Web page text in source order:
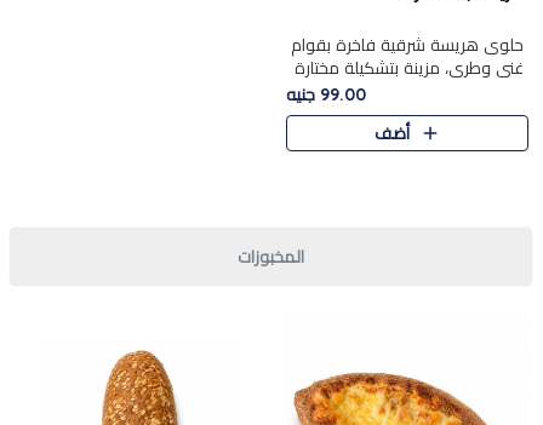
حلوى هريسة شرقية فاخرة بقوام
غني وطري، مزينة بتشكيلة مختارة
من المكسرات الفاخرة التي تضيف
قرمشة مميزة ونكهة غنية في كل
قطعة. تجمع بين المذاق..
99.00 جنيه
أضف
المخبوزات